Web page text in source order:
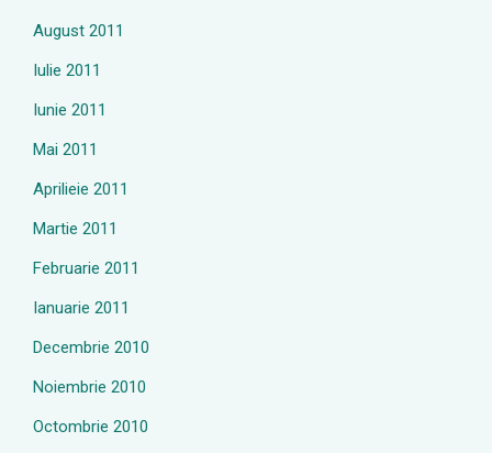
August 2011
Iulie 2011
Iunie 2011
Mai 2011
Aprilieie 2011
Martie 2011
Februarie 2011
Ianuarie 2011
Decembrie 2010
Noiembrie 2010
Octombrie 2010